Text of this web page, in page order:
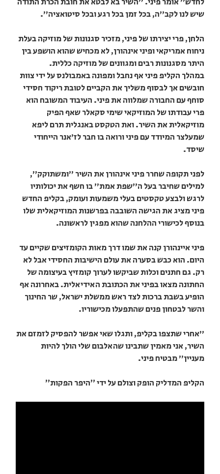
שיש לנו לקב"ה, בכל זמן בכל רגע ובכל סיטואציה".
הלחן, פרי יצירתו של פיני, מזכיר סגנונות של מוזיקה בעלת
ניחוח אמריקאי ופיני אינהורן, לא מכחיש שהוא הושפע בין
היתר מסגנונות רבים ומגוונים של מוזיקה כללית.
במהלך הקליפ פיני אף נחבל ומפונה באמבולנס על ידי צוות
חובשים אך לבסוף משליך את הקביים לטובת ריקוד חסידי
סוחף עם החבורה שמלווה את פיני. העיבוד המשובח הוא
פרי עבודתו של המוזיקאי שימי סקאלר שאף הפיק
מוזיקאלית את השיר. ואת הטקסט באנגלית תרם ליפא
שמעלצר המיודד עם פיני ורואה בו חבר לז'אנר הייחודי
שיסד.
לפני תקופה שחרר פיני אינהורן את השיר "ומשתוקק",
למילים שחיבר בעל ה"שפת אמת" בו חשף את יכולותיו
לרגש ולבצע טקסטים בעלי משמעות ועומק, בקליפ החדש
פיני מציג את הגישה השובבה בפרשנות המוזיקאלית שלו
בנוסף לכישורי ההלחנה שהוא מפגין לראשונה.
פיני איינהורן קנה את שמו דרך מאות הקומזיצים שקיים עד
היום. הוא כבש בסערה את עולם הישיבות החסידי אבל לא
רק. גם חתנים וכלות שביקשו לערוך קומזיץ בעיצומה של
החתונה מצאו בפיני את הכתובת האידיאלית. באחרונה אף
הופיע בשבת ברכות לצד ראש ממשלת ישראל, שר החינוך
והשר לבטחון פנים שהתפעלו מכישוריו.
"אחרי שתצפו בקליפ, ותגלו שאי אפשר להפסיק לזמזם את
השיר, אני מאמין שתבינו שהאלבום שלי הולך להיות
מעניין" מבטיח פיני.
הקליפ המדליק הופק וצולם על ידי ״היפר הפקות״